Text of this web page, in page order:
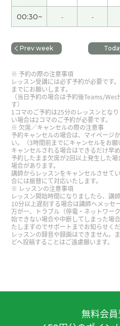
谢谢、老师。下次也请多关
谢谢你，我学到了很多
通过准备婚礼的期间，能理
的时候发生争吵，哈哈哈。
这次的行程有点紧，看烟
呢。回家的路上堵车有点辛
参观烟花大会，所以挺值
谢谢老师！你总是很亲切
练习说汉语。下次见～。
太谢谢你了！るい老师的
然后我学到了很多。期待下
你很親切, 跟你聊天很輕鬆,
谢谢您帮我写我不懂的单
是真的感谢您。您已经知
00:30~ - -
Prev week
予約の際の注意事項
レッスン受講には必ず予約が必要です
までにお願いします。
（当日予約の場合は予約後Teams/
す）
1コマのご予約は25分のレッスンとな
い場合は2コマのご予約が必要です。
欠席／キャンセルの際の注意事
予約キャンセルの場合は、マイページ
い。（3時間前までにキャンセルをお願
キャンセルされる場合はできるだけ早
予約したまま欠席が2回以上発生した
場合があります。
講師からレッスンをキャンセルさせて
合には振替にて対応いたします。
レッスンの注意事項
レッスン開始時間になりましたら、講
10分以上遅刻する場合は講師へメッセ
万が一、トラブル（停電・ネットワー
始できない場合や中断してしまった場
たしますのでサポートまでお知らせくだ
レッスンの録音や録画はできません。
どへ投稿することはご遠慮願います。
無料会